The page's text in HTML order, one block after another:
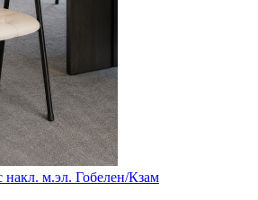
м.эл. Гобелен/Кзам